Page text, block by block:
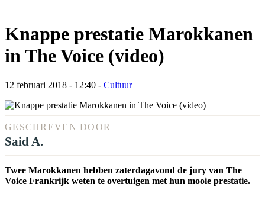
Knappe prestatie Marokkanen
in The Voice (video)
12 februari 2018 - 12:40 - Cultuur
GESCHREVEN DOOR
Said A.
Twee Marokkanen hebben zaterdagavond de jury van The
Voice Frankrijk weten te overtuigen met hun mooie prestatie.